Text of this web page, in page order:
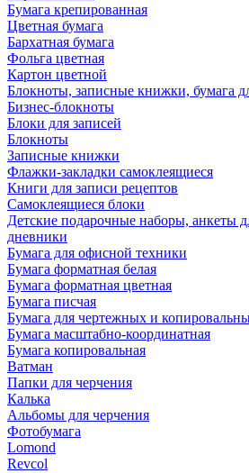
Бумага крепированная
Цветная бумага
Бархатная бумага
Фольга цветная
Картон цветной
Блокноты, записные книжки, бумага
Бизнес-блокноты
Блоки для записей
Блокноты
Записные книжки
Флажки-закладки самоклеящиеся
Книги для записи рецептов
Самоклеящиеся блоки
Детские подарочные наборы, анкеты
дневники
Бумага для офисной техники
Бумага форматная белая
Бумага форматная цветная
Бумага писчая
Бумага для чертежных и
Бумага масштабно-координатная
Бумага копировальная
Ватман
Папки для черчения
Калька
Альбомы для черчения
Фотобумага
Lomond
Revcol